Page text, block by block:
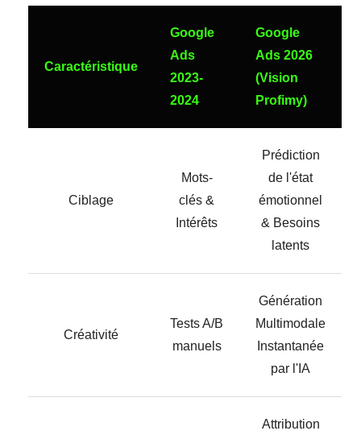
Caractéristique
Google
Ads
2023-
2024
Google
Ads 2026
(Vision
Profimy)
Ciblage
Mots-
clés &
Intérêts
Prédiction
de l'état
émotionnel
& Besoins
latents
Créativité
Tests A/B
manuels
Génération
Multimodale
Instantanée
par l'IA
Attribution